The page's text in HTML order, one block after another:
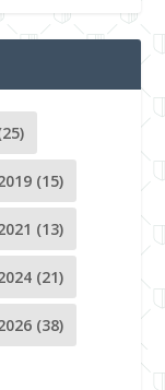
(15)
(13)
(21)
(38)